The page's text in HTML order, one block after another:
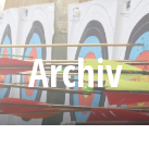
Archiv